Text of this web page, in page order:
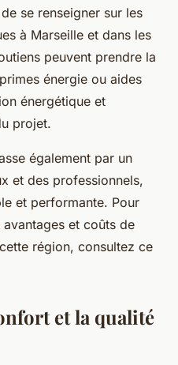
se renseigner sur les
à Marseille et dans les
peuvent prendre la
énergie ou aides
énergétique et
projet.
également par un
et des professionnels,
et performante. Pour
et coûts de
région, consultez ce
et la qualité